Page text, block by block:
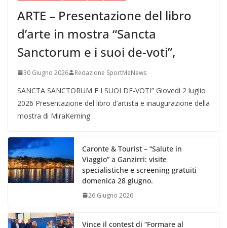
ARTE – Presentazione del libro
d’arte in mostra “Sancta
Sanctorum e i suoi de-voti”,
30 Giugno 2026 Redazione SportMeNews
SANCTA SANCTORUM E I SUOI DE-VOTI” Giovedì 2 luglio
2026 Presentazione del libro d’artista e inaugurazione della
mostra di MiraKerning
Caronte & Tourist – “Salute in
Viaggio” a Ganzirri: visite
specialistiche e screening gratuiti
domenica 28 giugno.
26 Giugno 2026
Vince il contest di “Formare al